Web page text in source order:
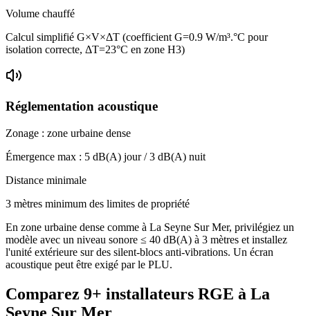
Volume chauffé
Calcul simplifié G×V×ΔT (coefficient G=0.9 W/m³.°C pour
isolation correcte, ΔT=23°C en zone H3)
Réglementation acoustique
Zonage : zone urbaine dense
Émergence max : 5 dB(A) jour /3 dB(A) nuit
Distance minimale
3 mètres minimum des limites de propriété
En zone urbaine dense comme à La Seyne Sur Mer, privilégiez un
modèle avec un niveau sonore ≤ 40 dB(A) à 3 mètres et installez
l'unité extérieure sur des silent-blocs anti-vibrations. Un écran
acoustique peut être exigé par le PLU.
Comparez 9+ installateurs RGE à La